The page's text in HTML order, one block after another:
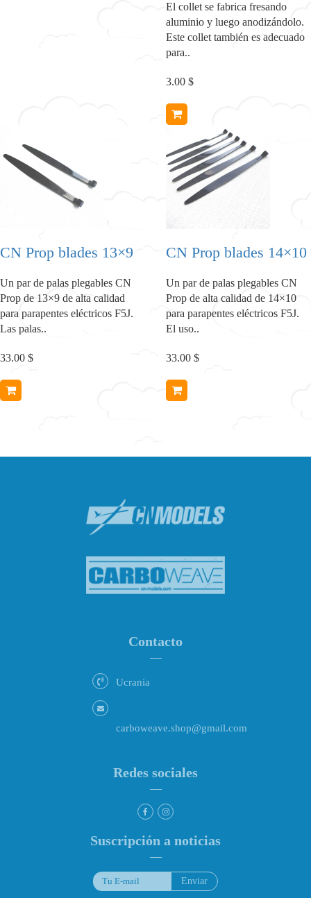
El collet se fabrica fresando
aluminio y luego anodizándolo.
Este collet también es adecuado
para..
3.00 $
CN Prop blades 13×9
Un par de palas plegables CN
Prop de 13×9 de alta calidad
para parapentes eléctricos F5J.
Las palas..
33.00 $
CN Prop blades 14×10
Un par de palas plegables CN
Prop de alta calidad de 14×10
para parapentes eléctricos F5J.
El uso..
33.00 $
Contacto
Ucrania
carboweave.shop@gmail.com
Redes sociales
Suscripción a noticias